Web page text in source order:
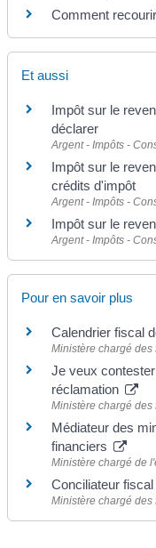
Comment
Et aussi
Impôt sur le
déclarer
Argent - Impôts -
Impôt sur le
crédits d'impôt
Argent - Impôts -
Impôt sur le
Argent - Impôts -
Pour en savoir plus
Calendrier fiscal
Ministère chargé des
Je veux
réclamation
Ministère chargé des
Médiateur des
financiers
Ministère chargé de
Conciliateur
Ministère chargé des